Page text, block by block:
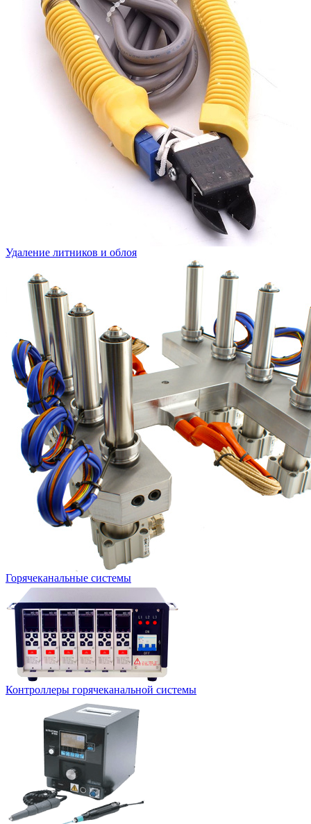
Удаление литников и облоя
Горячеканальные системы
Контроллеры горячеканальной системы